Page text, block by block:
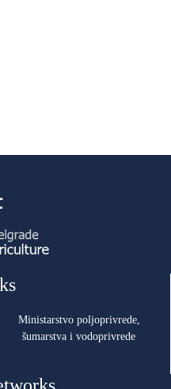
Ministarstvo poljoprivrede,
šumarstva i vodoprivrede